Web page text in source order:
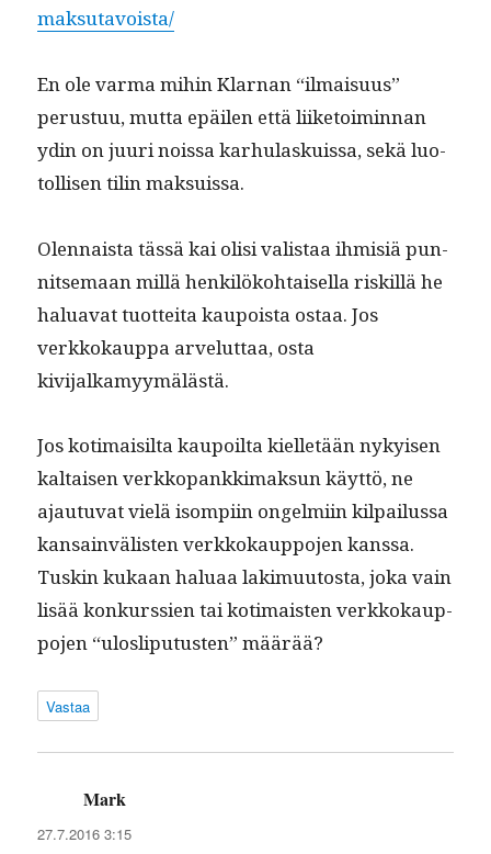
maksutavoista/
En ole var­ma mihin Klar­nan “ilmaisu­us”
perus­tuu, mut­ta epäilen että liike­toimin­nan
ydin on juuri nois­sa karhu­laskuis­sa, sekä luo­
tol­lisen tilin maksuissa.
Olen­naista tässä kai olisi val­is­taa ihmisiä pun­
nit­se­maan mil­lä henkilöko­htaisel­la riskil­lä he
halu­a­vat tuot­tei­ta kaupoista ostaa. Jos
verkkokaup­pa arve­lut­taa, osta
kivijalkamyymälästä.
Jos koti­maisil­ta kaupoil­ta kiel­letään nykyisen
kaltaisen verkkopankki­mak­sun käyt­tö, ne
ajau­tu­vat vielä isom­pi­in ongelmi­in kil­pailus­sa
kan­sain­välis­ten verkkokaup­po­jen kanssa.
Tuskin kukaan halu­aa lakimuu­tos­ta, joka vain
lisää konkurssien tai koti­mais­ten verkkokaup­
po­jen “uloslipu­tusten” määrää?
Vastaa
Mark
27.7.2016 3:15